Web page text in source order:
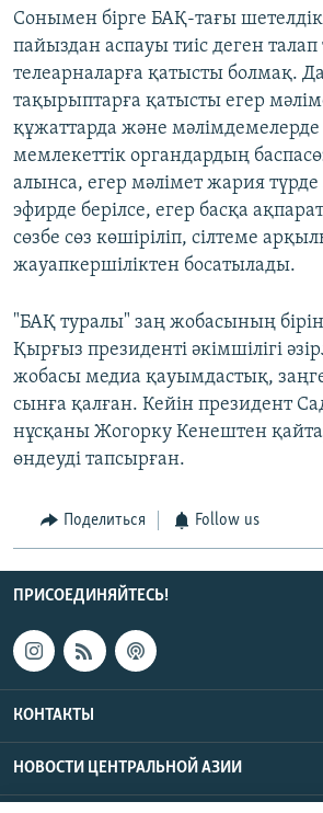
Сонымен бірге БАҚ-тағы
пайыздан аспауы тиіс деген талап
телеарналарға қатысты болмақ.
тақырыптарға қатысты егер
құжаттарда және мәлімдемелерде
мемлекеттік органдардың
алынса, егер мәлімет жария түрде
эфирде берілсе, егер басқа
сөзбе сөз көшіріліп, сілтеме
жауапкершіліктен босатылады.
"БАҚ туралы" заң жобасының
Қырғыз президенті әкімшілігі
жобасы медиа қауымдастық,
сынға қалған. Кейін президент
нұсқаны Жогорку Кенештен
өндеуді тапсырған.
Поделиться Follow us
ПРИСОЕДИНЯЙТЕСЬ!
КОНТАКТЫ
НОВОСТИ ЦЕНТРАЛЬНОЙ АЗИИ